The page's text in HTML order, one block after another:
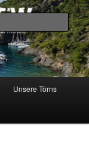
wir können die Segel
Unsere Törns